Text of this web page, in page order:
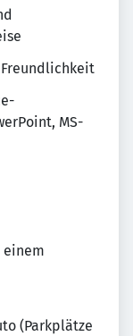
MS-
einem
(Parkplätze